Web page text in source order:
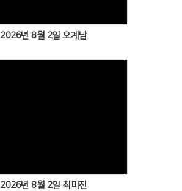
2026년 8월 2일 오계남
2026년 8월 2일 최미진